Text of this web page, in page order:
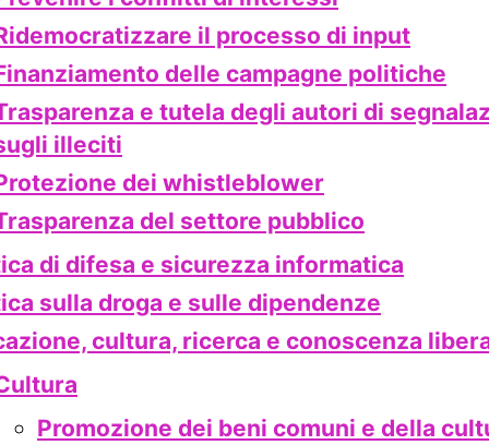
il processo di input
delle campagne politiche
e tutela degli autori di
illeciti
dei whistleblower
del settore pubblico
di difesa e sicurezza informatica
sulla droga e sulle dipendenze
cultura, ricerca e conoscenza
Promozione dei beni comuni e della